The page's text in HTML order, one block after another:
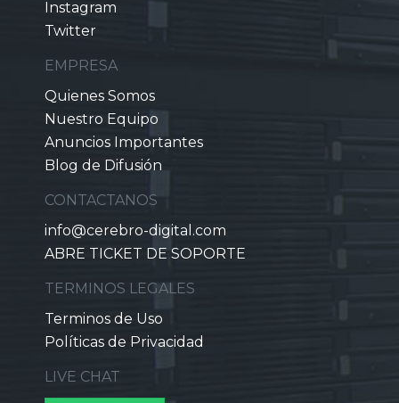
Instagram
Twitter
EMPRESA
Quienes Somos
Nuestro Equipo
Anuncios Importantes
Blog de Difusión
CONTACTANOS
info@cerebro-digital.com
ABRE TICKET DE SOPORTE
TERMINOS LEGALES
Terminos de Uso
Políticas de Privacidad
LIVE CHAT